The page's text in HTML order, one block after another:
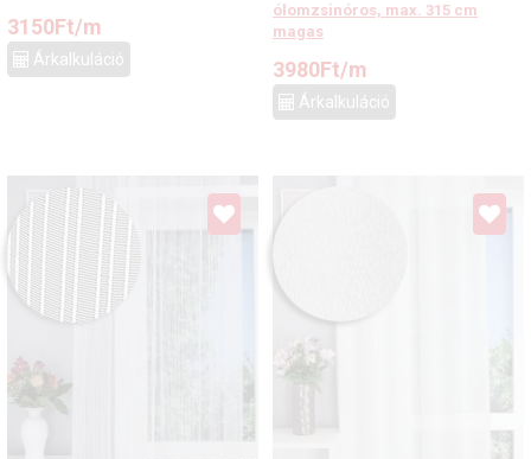
3150Ft/m
Árkalkuláció
ólomzsinóros, max. 315 cm
magas
3980Ft/m
Árkalkuláció